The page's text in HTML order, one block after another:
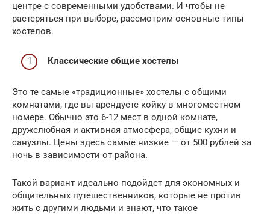
центре с современными удобствами. И чтобы не
растеряться при выборе, рассмотрим основные типы
хостелов.
Классические общие хостелы
Это те самые «традиционные» хостелы с общими
комнатами, где вы арендуете койку в многоместном
номере. Обычно это 6-12 мест в одной комнате,
дружелюбная и активная атмосфера, общие кухни и
санузлы. Цены здесь самые низкие — от 500 рублей за
ночь в зависимости от района.
Такой вариант идеально подойдет для экономных и
общительных путешественников, которые не против
жить с другими людьми и знают, что такое